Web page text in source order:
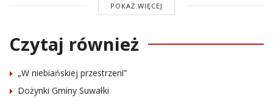
POKAŻ WIĘCEJ
Czytaj również
„W niebiańskiej przestrzeni”
Dożynki Gminy Suwałki